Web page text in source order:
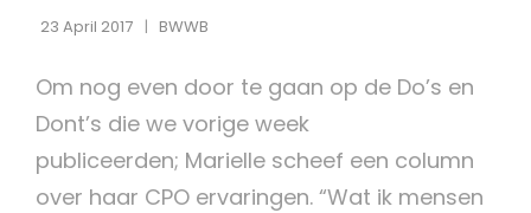
23 April 2017 BWWB
Om nog even door te gaan op de Do’s en
Dont’s die we vorige week
publiceerden; Marielle scheef een column
over haar CPO ervaringen. “Wat ik mensen